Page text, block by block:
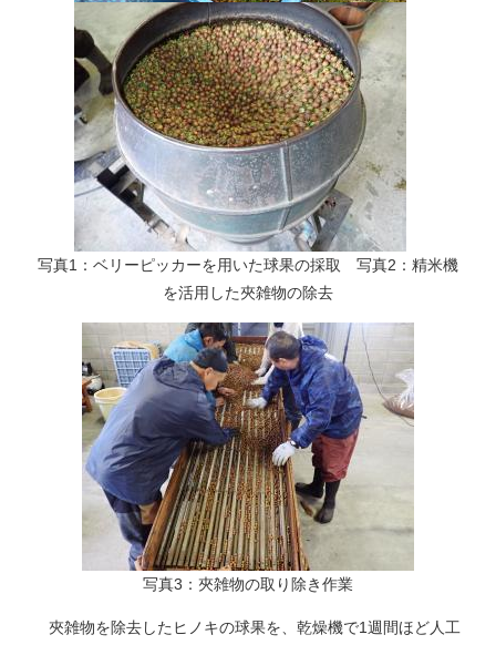
写真1：ベリーピッカーを用いた球果の採取 写真2：精米機
を活用した夾雑物の除去
写真3：夾雑物の取り除き作業
夾雑物を除去したヒノキの球果を、乾燥機で1週間ほど人工